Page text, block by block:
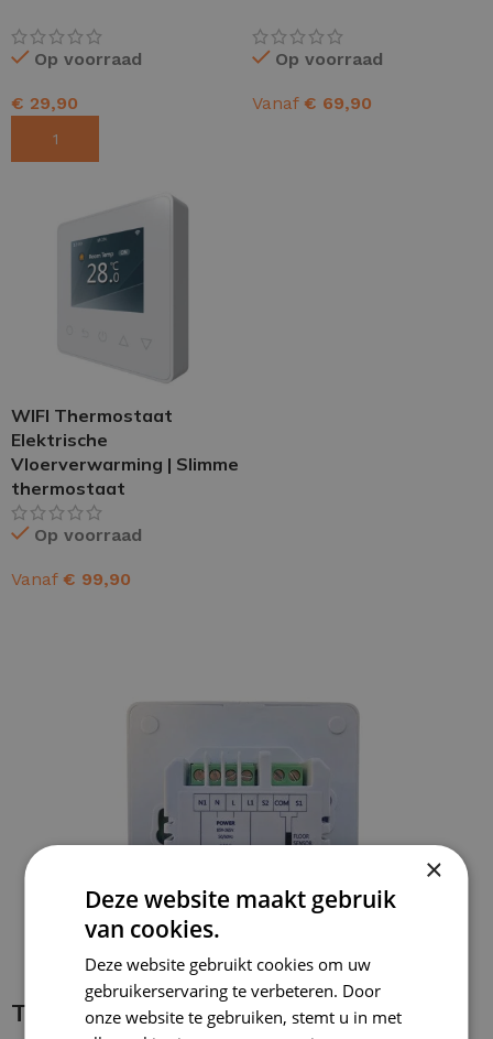
Op voorraad
€ 29,90
Op voorraad
Vanaf € 69,90
WIFI Thermostaat
Elektrische
Vloerverwarming | Slimme
thermostaat
Op voorraad
Vanaf € 99,90
Thermostaat bedraden
×
Deze website maakt gebruik
van cookies.
Deze website gebruikt cookies om uw
gebruikerservaring te verbeteren. Door
onze website te gebruiken, stemt u in met